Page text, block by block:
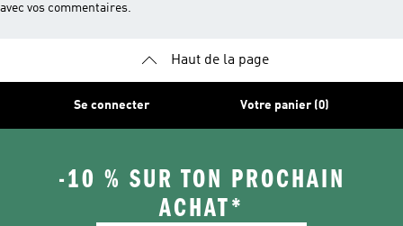
avec vos commentaires.
Haut de la page
Se connecter Votre panier (0)
-10 % SUR TON PROCHAIN
ACHAT*